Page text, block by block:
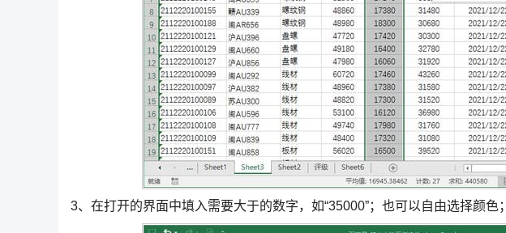
3、在打开的界面中填入需要大于的数字，如“35000”；也可以自由选择颜色；